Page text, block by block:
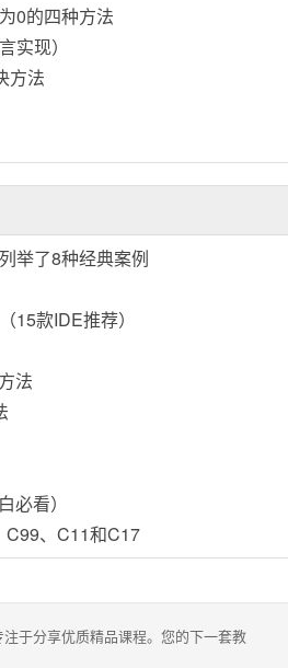
0的四种方法
实现）
方法
举了8种经典案例
15款IDE推荐）
法
必看）
C99、C11和C17
于分享优质精品课程。您的下一套教